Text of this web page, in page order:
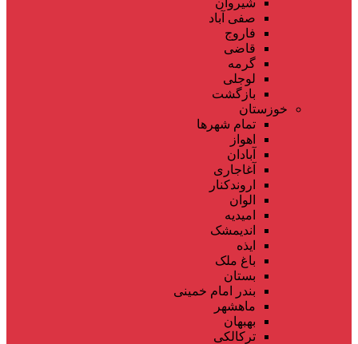
صفی آباد
فاروج
قاضی
گرمه
لوجلی
بازگشت
خوزستان
تمام شهر‌ها
اهواز
آبادان
آغاجاری
اروندکنار
الوان
امیدیه
اندیمشک
ایذه
باغ ملک
بستان
بندر امام خمینی
ماهشهر
بهبهان
ترکالکی